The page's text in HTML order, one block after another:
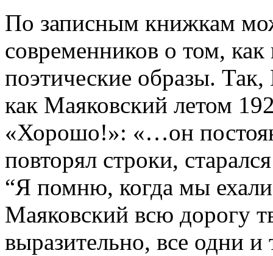
По записным книжкам
современников о том, как
поэтические образы.
как Маяковский летом
«Хорошо!»: «…он
повторял строки,
“Я помню, когда мы
Маяковский всю дорогу
выразительно, все одни